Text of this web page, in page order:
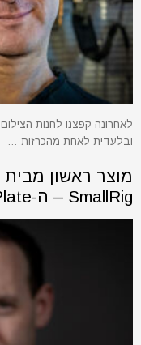
לאחרונה קפצנו לחנות
ובלעדית לאחת מהכרזות …
SmallRig – ה-mini L-Shaped Mount Plate